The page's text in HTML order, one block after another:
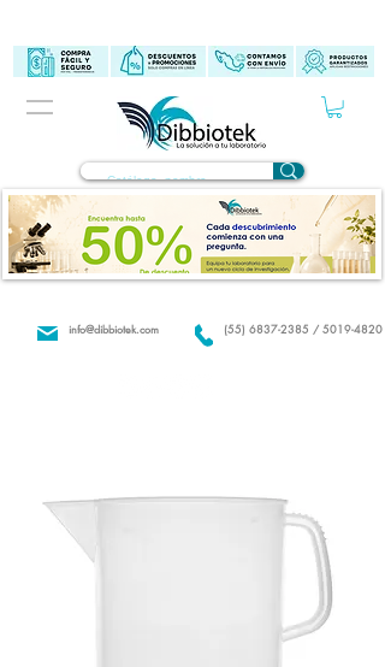
(55) 6837-2385 / 5019-4820
info@dibbiotek.com